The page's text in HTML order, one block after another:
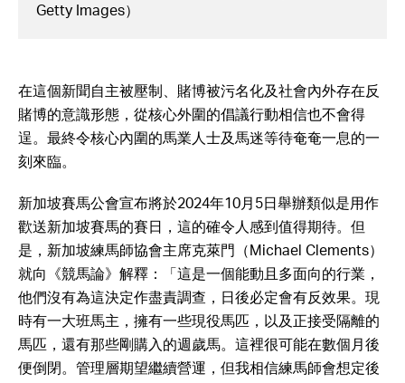
Getty Images）
在這個新聞自主被壓制、賭博被污名化及社會內外存在反
賭博的意識形態，從核心外圍的倡議行動相信也不會得
逞。最終令核心內圍的馬業人士及馬迷等待奄奄一息的一
刻來臨。
新加坡賽馬公會宣布將於2024年10月5日舉辦類似是用作
歡送新加坡賽馬的賽日，這的確令人感到值得期待。但
是，新加坡練馬師協會主席克萊門（Michael Clements）
就向《競馬論》解釋：「這是一個能動且多面向的行業，
他們沒有為這決定作盡責調查，日後必定會有反效果。現
時有一大班馬主，擁有一些現役馬匹，以及正接受隔離的
馬匹，還有那些剛購入的週歲馬。這裡很可能在數個月後
便倒閉。管理層期望繼續營運，但我相信練馬師會想定後